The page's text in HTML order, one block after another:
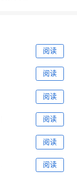
阅读
阅读
阅读
阅读
阅读
阅读